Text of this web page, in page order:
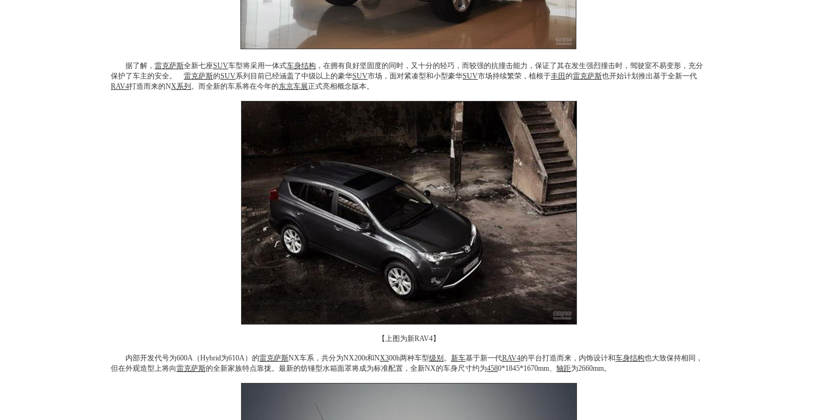
据了解， 雷克萨斯全新七座SUV车型将采用一体式车身结构 ，在拥有良好坚固度的同时，又十分的轻巧，而较强的抗撞击能力，保证了其在发生强烈撞击时，驾驶室不易变形，充分
保护了车主的安全。 雷克萨斯的SUV系列目前已经涵盖了中级以上的豪华SUV市场，面对紧凑型和小型豪华SUV市场持续繁荣，植根于丰田的雷克萨斯也开始计划推出基于全新一代
RAV4打造而来的NX系列 。而全新的车系将在今年的东京车展正式亮相概念版本。
【上图为新RAV4】
内部开发代号为600A（Hybrid为610A）的雷克萨斯NX车系，共分为NX200t和NX300h两种车型级别 。 新车基于新一代RAV4的平台打造而来，内饰设计和车身结构也大致保持相同，
但在外观造型上将向雷克萨斯的全新家族特点靠拢。最新的纺锤型水箱面罩将成为标准配置，全新NX的车身尺寸约为4580*1845*1670mm、 轴距为2660mm。